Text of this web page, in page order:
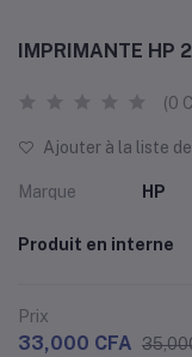
IMPRIMANTE HP
(0
Ajouter à la liste
Marque HP
Produit en interne
Prix
33,000 CFA